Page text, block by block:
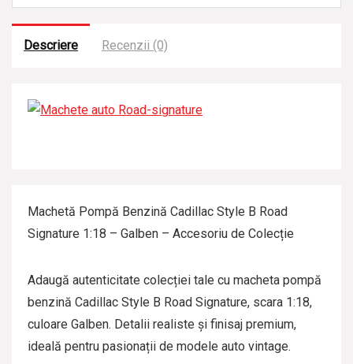
a
i
t
Descriere Recenzii (0)
Machetă Pompă Benzină Cadillac Style B Road
Signature 1:18 – Galben – Accesoriu de Colecție
Adaugă autenticitate colecției tale cu macheta pompă
benzină Cadillac Style B Road Signature, scara 1:18,
culoare Galben. Detalii realiste și finisaj premium,
ideală pentru pasionații de modele auto vintage.